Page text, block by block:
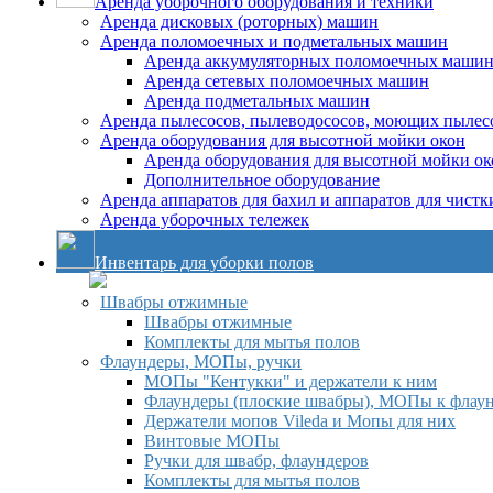
Аренда дисковых (роторных) машин
Аренда поломоечных и подметальных машин
Аренда аккумуляторных поломоечных машин
Аренда сетевых поломоечных машин
Аренда подметальных машин
Аренда пылесосов, пылеводососов, моющих
Аренда оборудования для высотной мойки окон
Аренда оборудования для высотной мойки
Дополнительное оборудование
Аренда аппаратов для бахил и аппаратов для
Аренда уборочных тележек
Инвентарь для уборки полов
Швабры отжимные
Швабры отжимные
Комплекты для мытья полов
Флаундеры, МОПы, ручки
МОПы "Кентукки" и держатели к ним
Флаундеры (плоские швабры), МОПы к
Держатели мопов Vileda и Мопы для них
Винтовые МОПы
Ручки для швабр, флаундеров
Комплекты для мытья полов